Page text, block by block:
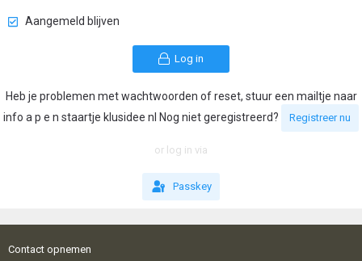
Aangemeld blijven
Log in
Heb je problemen met wachtwoorden of reset, stuur een mailtje naar
info a p e n staartje klusidee nl Nog niet geregistreerd?
Registreer nu
or log in via
Passkey
Contact opnemen